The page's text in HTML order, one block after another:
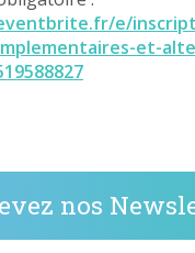
e/
et-
nos